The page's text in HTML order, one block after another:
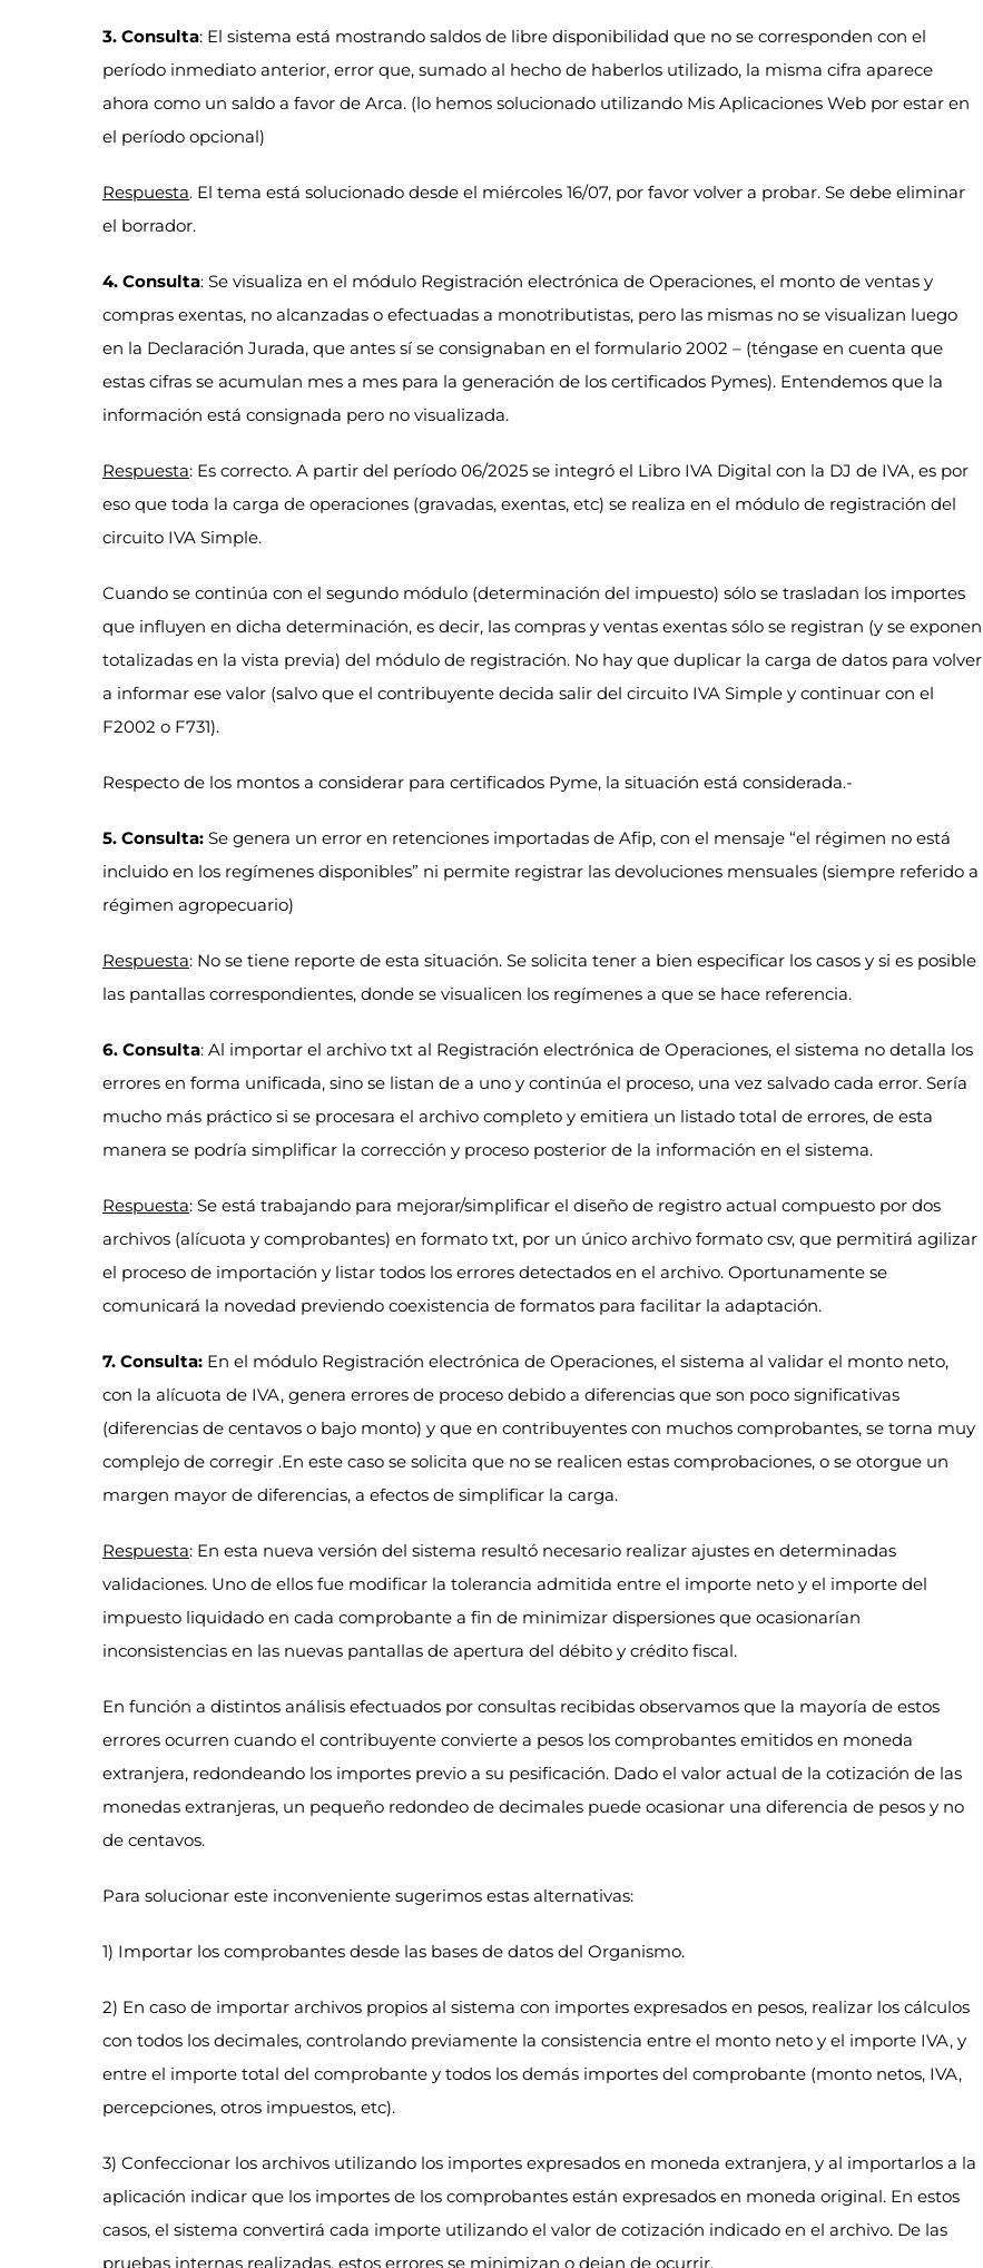
3. Consulta: El sistema está mostrando saldos de libre disponibilidad que no se corresponden con el
período inmediato anterior, error que, sumado al hecho de haberlos utilizado, la misma cifra aparece
ahora como un saldo a favor de Arca. (lo hemos solucionado utilizando Mis Aplicaciones Web por estar en
el período opcional)
Respuesta. El tema está solucionado desde el miércoles 16/07, por favor volver a probar. Se debe eliminar
el borrador.
4. Consulta: Se visualiza en el módulo Registración electrónica de Operaciones, el monto de ventas y
compras exentas, no alcanzadas o efectuadas a monotributistas, pero las mismas no se visualizan luego
en la Declaración Jurada, que antes sí se consignaban en el formulario 2002 – (téngase en cuenta que
estas cifras se acumulan mes a mes para la generación de los certificados Pymes). Entendemos que la
información está consignada pero no visualizada.
Respuesta: Es correcto. A partir del período 06/2025 se integró el Libro IVA Digital con la DJ de IVA, es por
eso que toda la carga de operaciones (gravadas, exentas, etc) se realiza en el módulo de registración del
circuito IVA Simple.
Cuando se continúa con el segundo módulo (determinación del impuesto) sólo se trasladan los importes
que influyen en dicha determinación, es decir, las compras y ventas exentas sólo se registran (y se exponen
totalizadas en la vista previa) del módulo de registración. No hay que duplicar la carga de datos para volver
a informar ese valor (salvo que el contribuyente decida salir del circuito IVA Simple y continuar con el
F2002 o F731).
Respecto de los montos a considerar para certificados Pyme, la situación está considerada.-
5. Consulta:Se genera un error en retenciones importadas de Afip, con el mensaje “el régimen no está
incluido en los regímenes disponibles” ni permite registrar las devoluciones mensuales (siempre referido a
régimen agropecuario)
Respuesta: No se tiene reporte de esta situación. Se solicita tener a bien especificar los casos y si es posible
las pantallas correspondientes, donde se visualicen los regímenes a que se hace referencia.
6. Consulta: Al importar el archivo txt al Registración electrónica de Operaciones, el sistema no detalla los
errores en forma unificada, sino se listan de a uno y continúa el proceso, una vez salvado cada error. Sería
mucho más práctico si se procesara el archivo completo y emitiera un listado total de errores, de esta
manera se podría simplificar la corrección y proceso posterior de la información en el sistema.
Respuesta: Se está trabajando para mejorar/simplificar el diseño de registro actual compuesto por dos
archivos (alícuota y comprobantes) en formato txt, por un único archivo formato csv, que permitirá agilizar
el proceso de importación y listar todos los errores detectados en el archivo. Oportunamente se
comunicará la novedad previendo coexistencia de formatos para facilitar la adaptación.
7. Consulta:En el módulo Registración electrónica de Operaciones, el sistema al validar el monto neto,
con la alícuota de IVA, genera errores de proceso debido a diferencias que son poco significativas
(diferencias de centavos o bajo monto) y que en contribuyentes con muchos comprobantes, se torna muy
complejo de corregir .En este caso se solicita que no se realicen estas comprobaciones, o se otorgue un
margen mayor de diferencias, a efectos de simplificar la carga.
Respuesta: En esta nueva versión del sistema resultó necesario realizar ajustes en determinadas
validaciones. Uno de ellos fue modificar la tolerancia admitida entre el importe neto y el importe del
impuesto liquidado en cada comprobante a fin de minimizar dispersiones que ocasionarían
inconsistencias en las nuevas pantallas de apertura del débito y crédito fiscal.
En función a distintos análisis efectuados por consultas recibidas observamos que la mayoría de estos
errores ocurren cuando el contribuyente convierte a pesos los comprobantes emitidos en moneda
extranjera, redondeando los importes previo a su pesificación. Dado el valor actual de la cotización de las
monedas extranjeras, un pequeño redondeo de decimales puede ocasionar una diferencia de pesos y no
de centavos.
Para solucionar este inconveniente sugerimos estas alternativas:
1) Importar los comprobantes desde las bases de datos del Organismo.
2) En caso de importar archivos propios al sistema con importes expresados en pesos, realizar los cálculos
con todos los decimales, controlando previamente la consistencia entre el monto neto y el importe IVA, y
entre el importe total del comprobante y todos los demás importes del comprobante (monto netos, IVA,
percepciones, otros impuestos, etc).
3) Confeccionar los archivos utilizando los importes expresados en moneda extranjera, y al importarlos a la
aplicación indicar que los importes de los comprobantes están expresados en moneda original. En estos
casos, el sistema convertirá cada importe utilizando el valor de cotización indicado en el archivo. De las
pruebas internas realizadas, estos errores se minimizan o dejan de ocurrir.